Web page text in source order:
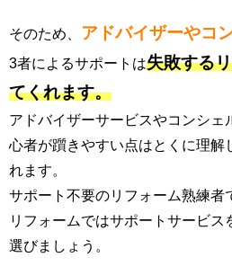
そのため、 アドバイザーやコ
3者によるサポートは失敗する
てくれます。
アドバイザーサービスやコンシェ
心者が躓きやすい点はとくに理解
れます。
サポート不要のリフォーム熟練者
リフォームではサポートサービス
選びましょう。